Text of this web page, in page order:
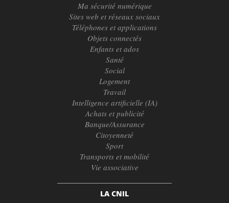
Ma sécurité numérique
Sites web et réseaux sociaux
Téléphones et applications
Objets connectés
Enfants et ados
Santé
Social
Logement
Travail
Intelligence artificielle (IA)
Achats et publicité
Banque/Assurance
Citoyenneté
Sport
Transports et mobilité
Vie associative
LA CNIL